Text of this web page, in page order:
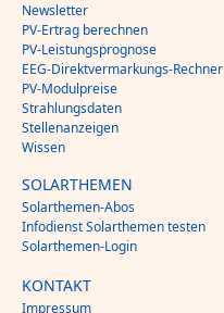
Newsletter
PV-Ertrag berechnen
PV-Leistungsprognose
EEG-Direktvermarkungs-Rechner
PV-Modulpreise
Strahlungsdaten
Stellenanzeigen
Wissen
SOLARTHEMEN
Solarthemen-Abos
Infodienst Solarthemen testen
Solarthemen-Login
KONTAKT
Impressum